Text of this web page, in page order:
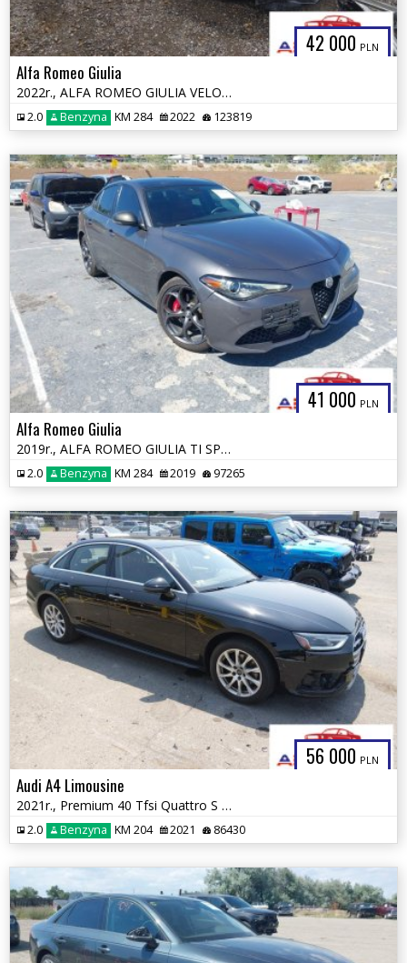
42 000 PLN
Alfa Romeo Giulia
2022r., ALFA ROMEO GIULIA VELOCE TI RWD, 2L, od ubezpieczalni
2.0 Benzyna KM 284 2022 123819
41 000 PLN
Alfa Romeo Giulia
2019r., ALFA ROMEO GIULIA TI SPORT AWD, 2L, od ubezpieczalni
2.0 Benzyna KM 284 2019 97265
56 000 PLN
Audi A4 Limousine
2021r., Premium 40 Tfsi Quattro S Tronic, 2L, od ubezpieczalni
2.0 Benzyna KM 204 2021 86430